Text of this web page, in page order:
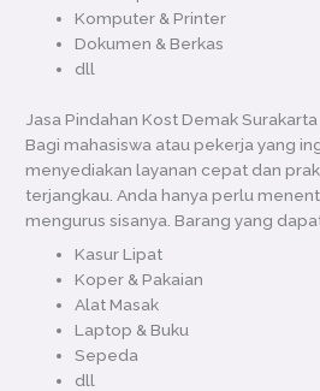
Komputer & Printer
Dokumen & Berkas
dll
Jasa Pindahan Kost Demak Surakarta
Bagi mahasiswa atau pekerja yang
menyediakan layanan cepat dan
terjangkau. Anda hanya perlu
mengurus sisanya. Barang yang
Kasur Lipat
Koper & Pakaian
Alat Masak
Laptop & Buku
Sepeda
dll